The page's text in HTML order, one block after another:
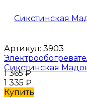
Артикул: 3903
Сикстинская
1 365₽
1 335 ₽
Купить